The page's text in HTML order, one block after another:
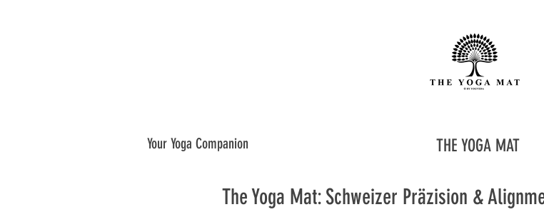
Your Yoga Companion THE YOGA MAT
The Yoga Mat: Schweizer Präzision &